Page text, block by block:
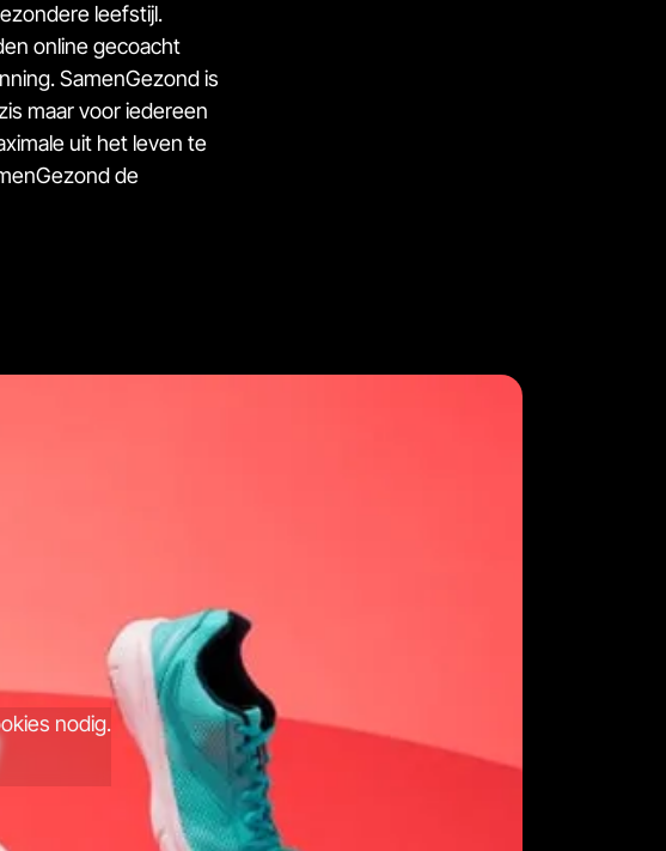
leefstijl.
online gecoacht
SamenGezond is
maar voor iedereen
uit het leven te
de
nodig.